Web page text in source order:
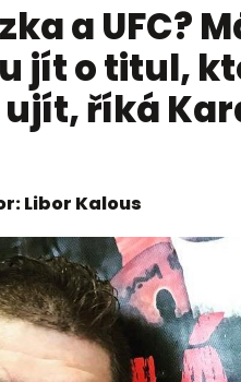
a UFC?
jít o titul,
říká
Libor Kalous